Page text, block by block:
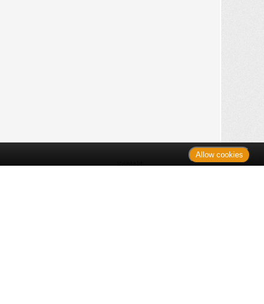
Kontakt
Allow cookies